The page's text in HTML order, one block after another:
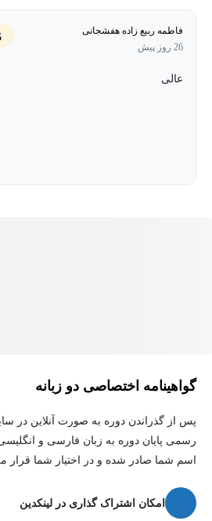
تصاویر، خودکارسازی فرامین با اسکریپت ها
فاطمه ربیع زاده هفشجانی
26 روز پیش
عالی
گواهینامه اختصاصی دو زبانه
پس از گذراندن دوره به صورت آنلاین در
رسمی پایان دوره به زبان فارسی و
اسم شما صادر شده و در اختیار شما قرار
امکان اشتراک گذاری در لینکدین